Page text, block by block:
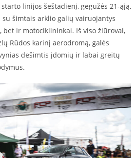
linijos šeštadienį, gegužės 21-ąją,
šimtais arklio galių vairuojantys
bet ir motociklininkai. Iš viso žiūrovai,
Rūdos karinį aerodromą, galės
dešimtis įdomių ir labai greitų